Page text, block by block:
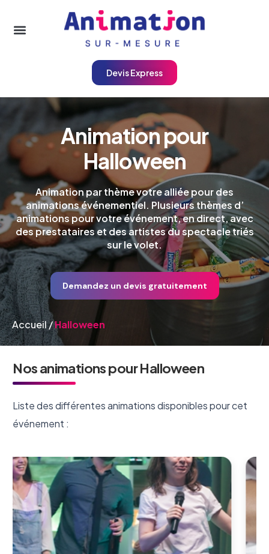
Devis Express
Animation pour
Halloween
Animation par thème votre alliée pour des
animations événementiel. Plusieurs thèmes d’
animations pour votre événement, en direct, avec
des prestataires et des artistes du spectacle triés
sur le volet.
Demandez un devis gratuitement
Accueil/Halloween
Nos animations pour Halloween
Liste des différentes animations disponibles pour cet
événement :